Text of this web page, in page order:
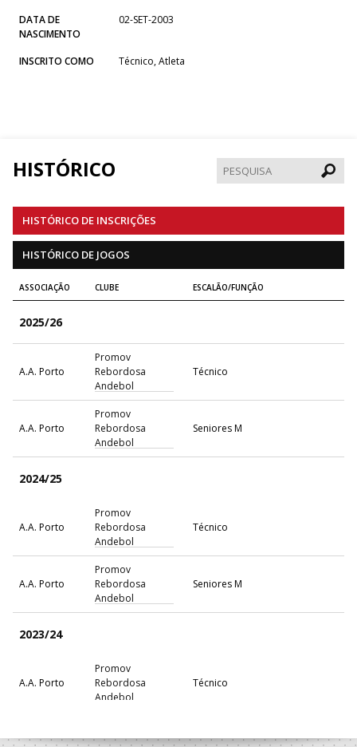
DATA DE
NASCIMENTO
02-SET-2003
INSCRITO COMO Técnico, Atleta
HISTÓRICO
HISTÓRICO DE INSCRIÇÕES
HISTÓRICO DE JOGOS
ASSOCIAÇÃO CLUBE ESCALÃO/FUNÇÃO
2025/26
A.A. Porto
Promov
Rebordosa
Andebol
Técnico
A.A. Porto
Promov
Rebordosa
Andebol
Seniores M
2024/25
A.A. Porto
Promov
Rebordosa
Andebol
Técnico
A.A. Porto
Promov
Rebordosa
Andebol
Seniores M
2023/24
A.A. Porto
Promov
Rebordosa
Andebol
Técnico